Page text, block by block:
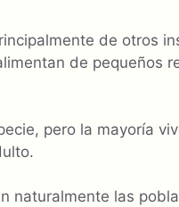
de otros
de pequeños
pero la mayoría
naturalmente las